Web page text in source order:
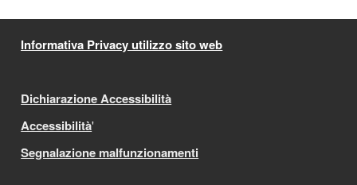
Informativa Privacy utilizzo sito web
Dichiarazione Accessibilità
Accessibilità'
Segnalazione malfunzionamenti